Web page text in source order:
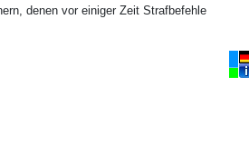
denen vor einiger Zeit Strafbefehle